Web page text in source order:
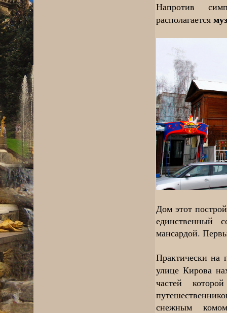
Напротив
располагается
Дом этот
единственный
мансардой.
Практически на
улице Кирова
частей
снежным